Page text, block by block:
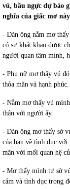
vú, bầu ngực dự báo
nghĩa của giấc mơ
- Đàn ông nằm mơ
có sự khát khao được
người quan tâm mình,
- Phụ nữ mơ thấy vú
thỏa mãn và hạnh phúc.
- Nằm mơ thấy vú
thân với người ấy.
- Đàn ông mơ thấy sờ
của bạn về tình dục với
mãn với mối quan hệ
- Mơ thấy mình tự sờ
cảm và tình dục trong